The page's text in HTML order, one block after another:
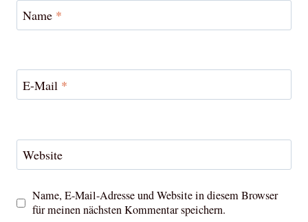
Name *
E-Mail *
Website
Name, E-Mail-Adresse und Website in diesem Browser
für meinen nächsten Kommentar speichern.